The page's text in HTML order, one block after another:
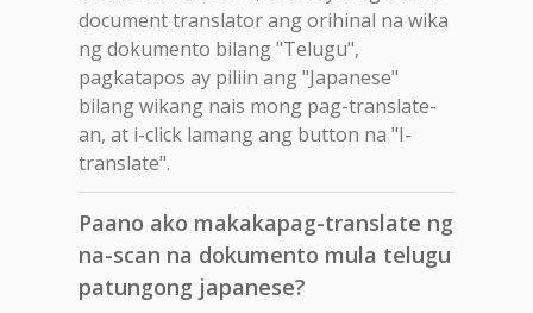
document translator ang orihinal na wika
ng dokumento bilang "Telugu",
pagkatapos ay piliin ang "Japanese"
bilang wikang nais mong pag-translate-
an, at i-click lamang ang button na "I-
translate".
Paano ako makakapag-translate ng
na-scan na dokumento mula telugu
patungong japanese?